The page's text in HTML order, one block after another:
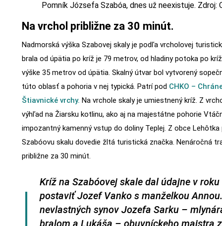
Pomník Józsefa Szabóa, dnes už neexistuje. Zdroj:
Na vrchol približne za 30 minút.
Nadmorská výška Szabovej skaly je podľa vrcholovej
brala od úpätia po kríž je 79 metrov, od hladiny potoka po
výške 35 metrov od úpätia. Skalný útvar bol vytvorený
túto oblasť a pohoria v nej typická. Patrí pod CHKO –
Štiavnické vrchy. Na vrchole skaly je umiestnený kríž. Z
výhľad na Žiarsku kotlinu, ako aj na majestátne pohorie
impozantný kamenný vstup do doliny Teplej. Z obce Lehôtka
Szabóovu skalu dovedie žltá turistická značka. Nenáročná
približne za 30 minút.
Kríž na Szabóovej skale dal údajne v
postaviť Jozef Vanko s manželkou
nevlastných synov Jozefa Sarku –